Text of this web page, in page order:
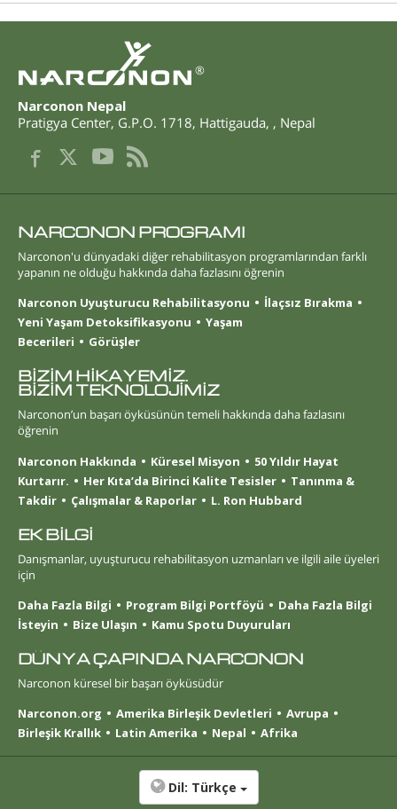
®
Narconon Nepal
Pratigya Center, G.P.O. 1718, Hattigauda, , Nepal
NARCONON PROGRAMI
Narconon'u dünyadaki diğer rehabilitasyon programlarından farklı
yapanın ne olduğu hakkında daha fazlasını öğrenin
Narconon Uyuşturucu Rehabilitasyonu
İlaçsız Bırakma
Yeni Yaşam Detoksifikasyonu
Yaşam
Becerileri
Görüşler
BİZİM HİKAYEMİZ.
BİZİM TEKNOLOJİMİZ
Narconon’un başarı öyküsünün temeli hakkında daha fazlasını
öğrenin
Narconon Hakkında
Küresel Misyon
50 Yıldır Hayat
Kurtarır.
Her Kıta’da Birinci Kalite Tesisler
Tanınma &
Takdir
Çalışmalar & Raporlar L. Ron Hubbard
EK BİLGİ
Danışmanlar, uyuşturucu rehabilitasyon uzmanları ve ilgili aile üyeleri
için
Daha Fazla Bilgi
Program Bilgi Portföyü
Daha Fazla Bilgi
İsteyin
Bize Ulaşın Kamu Spotu Duyuruları
DÜNYA ÇAPINDA NARCONON
Narconon küresel bir başarı öyküsüdür
Narconon.org
Amerika Birleşik Devletleri
Avrupa
Birleşik Krallık
Latin Amerika Nepal Afrika
Dil: Türkçe